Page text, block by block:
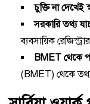
চুক্তি না দেখেই
সরকারি তথ্য
ব্যবসায়িক
BMET থেকে
(BMET) থেকে